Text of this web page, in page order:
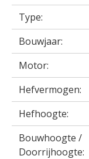
Type:
Bouwjaar:
Motor:
Hefvermogen:
Hefhoogte:
Bouwhoogte /
Doorrijhoogte: